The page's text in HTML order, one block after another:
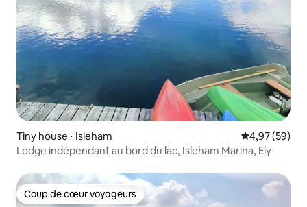
Tiny house ⋅ Isleham Évaluation
4,97 (59)
Lodge indépendant au bord du lac, Isleham Marina, Ely
Coup de cœur voyageurs
Coup de cœur voyageurs